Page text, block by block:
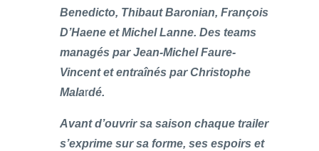
Benedicto, Thibaut Baronian, François
D’Haene et Michel Lanne. Des teams
managés par Jean-Michel Faure-
Vincent et entraînés par Christophe
Malardé.
Avant d’ouvrir sa saison chaque trailer
s’exprime sur sa forme, ses espoirs et